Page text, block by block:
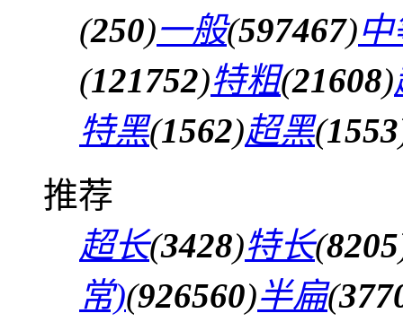
(250)一般(597467)
(121752)特粗(21608)
特黑(1562)超黑(1553
推荐
超长(3428)特长(8205
常)(926560)半扁(